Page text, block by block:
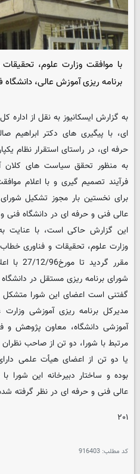
با موافقت وزارت علوم،
برنامه ریزی آموزش عالی،
به گزارش ایسکانیوز به نقل از اداره
ای، با پیگیری های دکتر ابراهیم
حرفه ای، در راستای استقرار نظام
به منظور تحقق سیاست های کلان
فرآیند تصمیم گیری و با اعلام
برای نخستین بار مجوز تشکیل
عالی فنی و حرفه ای در دانشگاه
این گزارش حاکی است، با عنایت
وزارت علوم، تحقیقات و فناوری
مقرر
شورای برنامه ریزی مستقل در
گفتنی است اعضای این شورا متشکل
مدیرکل برنامه ریزی آموزشی
آموزشی دانشگاه، معاون پژوهش و
مرتبط با شورا، دو تن از صاحب
یا دو تن از اعضای هیأت علمی
بوده و ساختار دبیرخانه این شورا
عالی فنی و حرفه ای در نظر گرفته
۲۰۱
کد مطلب: 916403